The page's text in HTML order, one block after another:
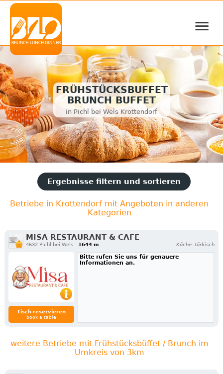
≡
FRÜHSTÜCKSBUFFET
BRUNCH BUFFET
in Pichl bei Wels Krottendorf
Ergebnisse filtern und sortieren
Betriebe in Krottendorf mit Angeboten in anderen
Kategorien
MISA RESTAURANT & CAFE
4632 Pichl bei Wels 1644 m Küche: türkisch
Tisch reservieren
book a table
Bitte rufen Sie uns für genauere
Informationen an.
weitere Betriebe mit Frühstücksbüffet / Brunch im
Umkreis von 3km